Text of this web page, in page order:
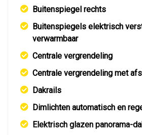
Buitenspiegel rechts
Buitenspiegels elektrisch
verwarmbaar
Centrale vergrendeling
Centrale vergrendeling met
Dakrails
Dimlichten automatisch en
Elektrisch glazen panorama-